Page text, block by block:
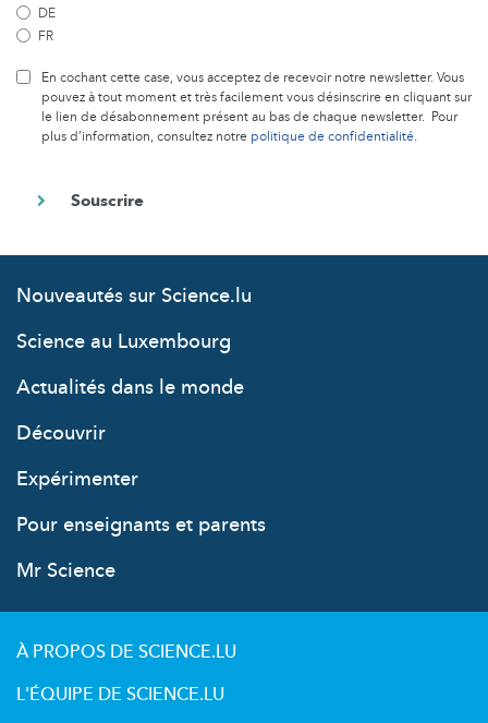
DE
FR
En cochant cette case, vous acceptez de recevoir notre newsletter. Vous
pouvez à tout moment et très facilement vous désinscrire en cliquant sur
le lien de désabonnement présent au bas de chaque newsletter. Pour
plus d’information, consultez notre politique de confidentialité.
Nouveautés sur Science.lu
Science au Luxembourg
Actualités dans le monde
Découvrir
Expérimenter
Pour enseignants et parents
Mr Science
À PROPOS DE SCIENCE.LU
L'ÉQUIPE DE SCIENCE.LU